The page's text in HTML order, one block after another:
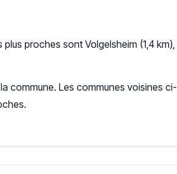
proches sont Volgelsheim (1,4 km),
commune. Les communes voisines ci-